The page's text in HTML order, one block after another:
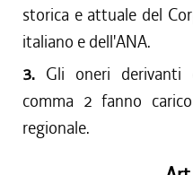
storica e attuale del
italiano e dell'ANA.
3. Gli oneri derivanti
comma 2 fanno
regionale.